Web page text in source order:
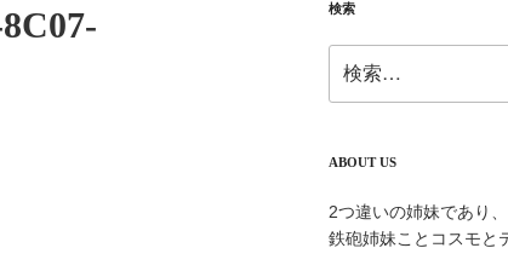
検索
索:
ABOUT US
2つ違いの姉妹であり
鉄砲姉妹ことコスモと